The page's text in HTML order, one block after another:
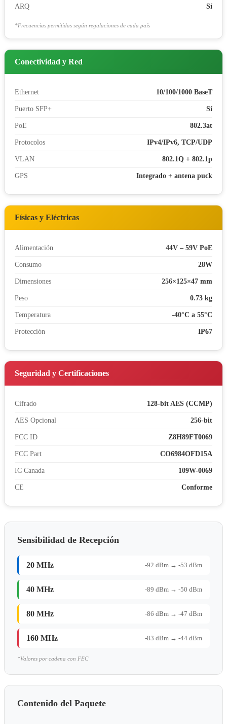
ARQ Sí
*Frecuencias permitidas según regulaciones de cada país
Conectividad y Red
Ethernet 10/100/1000 BaseT
Puerto SFP+ Sí
PoE 802.3at
Protocolos IPv4/IPv6, TCP/UDP
VLAN 802.1Q + 802.1p
GPS Integrado + antena puck
Físicas y Eléctricas
Alimentación 44V – 59V PoE
Consumo 28W
Dimensiones 256×125×47 mm
Peso 0.73 kg
Temperatura -40°C a 55°C
Protección IP67
Seguridad y Certificaciones
Cifrado 128-bit AES (CCMP)
AES Opcional 256-bit
FCC ID Z8H89FT0069
FCC Part CO6984OFD15A
IC Canada 109W-0069
CE Conforme
Sensibilidad de Recepción
20 MHz -92 dBm → -53 dBm
40 MHz -89 dBm → -50 dBm
80 MHz -86 dBm → -47 dBm
160 MHz -83 dBm → -44 dBm
*Valores por cadena con FEC
Contenido del Paquete